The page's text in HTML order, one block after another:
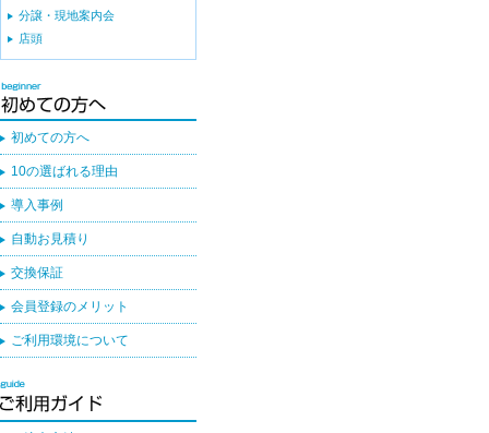
分譲・現地案内会
店頭
初めての方へ
10の選ばれる理由
導入事例
自動お見積り
交換保証
会員登録のメリット
ご利用環境について